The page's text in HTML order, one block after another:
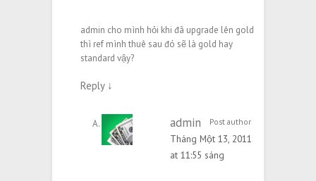
admin cho mình hỏi khi đã upgrade lên gold
thì ref mình thuê sau đó sẽ là gold hay
standard vậy?
Reply ↓
admin Post author
Tháng Một 13, 2011
at 11:55 sáng